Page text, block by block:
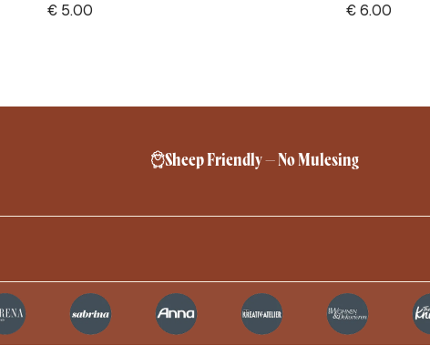
€5.00
€6.00
Sheep Friendly – No Mulesing